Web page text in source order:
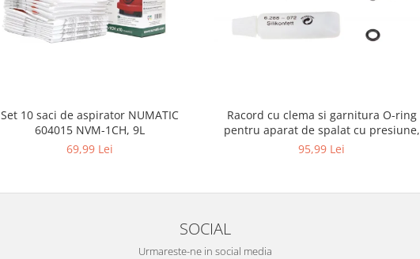
Set 10 saci de aspirator NUMATIC
604015 NVM-1CH, 9L
69,99 Lei
Racord cu clema si garnitura O-ring
pentru aparat de spalat cu presiune,
KARCHER 4.064-047.0, K2, K3, K4
95,99 Lei
SOCIAL
Urmareste-ne in social media